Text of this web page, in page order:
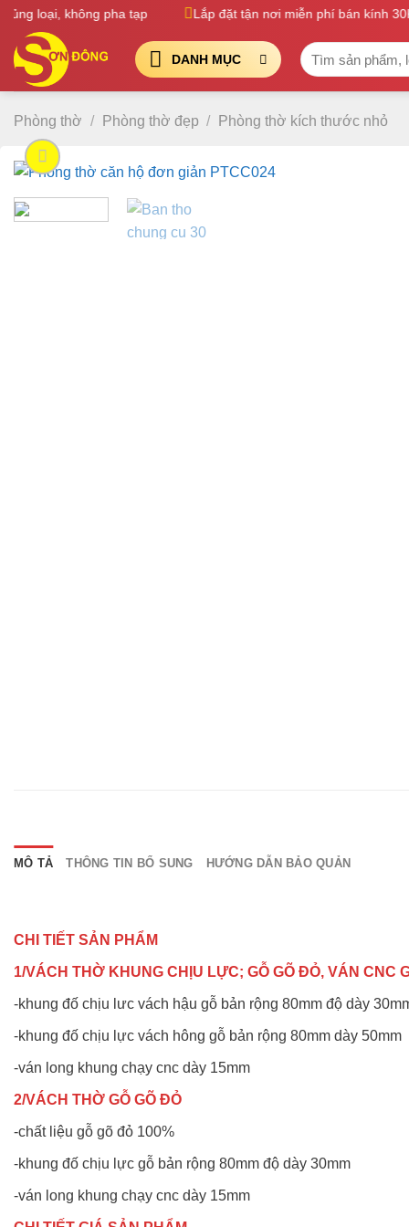
Bỏ
nội
dung
loại, không pha tạp Lắp đặt tận nơi miễn phí bán kính 30Km
DANH MỤC
Tìm
kiếm:
Phòng thờ / Phòng thờ đẹp / Phòng thờ kích thước nhỏ
MÔ TẢ THÔNG TIN BỔ SUNG HƯỚNG DẪN BẢO QUẢN
CHI TIẾT SẢN PHẨM
1/VÁCH THỜ KHUNG CHỊU LỰC; GỖ GÕ ĐỎ, VÁN CNC
-khung đố chịu lưc vách hậu gỗ bản rộng 80mm độ dày
-khung đố chịu lực vách hông gỗ bản rộng 80mm dày 50mm
-ván long khung chạy cnc dày 15mm
2/VÁCH THỜ GỖ GÕ ĐỎ
-chất liệu gỗ gõ đỏ 100%
-khung đố chịu lực gỗ bản rộng 80mm độ dày 30mm
-ván long khung chạy cnc dày 15mm